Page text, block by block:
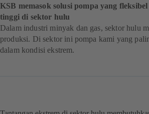
KSB memasok solusi pompa yang
tinggi di sektor hulu
Dalam industri minyak dan gas, sektor hulu
produksi. Di sektor ini pompa kami yang
dalam kondisi ekstrem.